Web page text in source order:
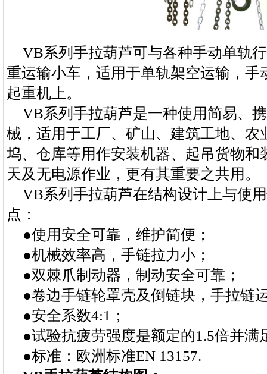
VB系列手拉葫芦可与各种手动单轨
重运输小车，适用于单轨架空运输，手
起重机上。
VB系列手拉葫芦是一种使用简易、
械，适用于工厂、矿山、建筑工地、农
坞、仓库等用作安装机器、起吊货物和
天及无电源作业，更有其重要之共用。
VB系列手拉葫芦在结构设计上与使
点：
●使用安全可靠，维护简便；
●机械效率高，手链拉力小；
●双棘爪制动器，制动安全可靠；
●卷边手链轮罩壳及倒链块，手拉链
●安全系数4:1；
●试验抗疲劳强度是额定的1.5倍并满
●标准：欧洲标准EN 13157.